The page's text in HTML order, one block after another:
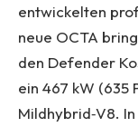
entwickelten
neue OCTA
den Defender
ein 467 kW (635
Mildhybrid‑V8.